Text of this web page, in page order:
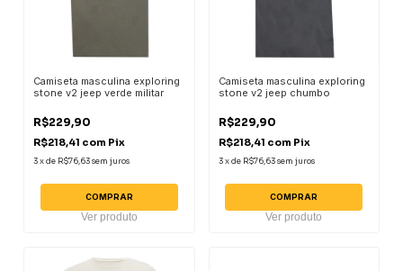
Camiseta masculina exploring
stone v2 jeep verde militar
R$229,90
R$218,41 com Pix
3xde R$76,63sem juros
COMPRAR
Ver produto
Camiseta masculina exploring
stone v2 jeep chumbo
R$229,90
R$218,41 com Pix
3 xde R$76,63 sem juros
COMPRAR
Ver produto